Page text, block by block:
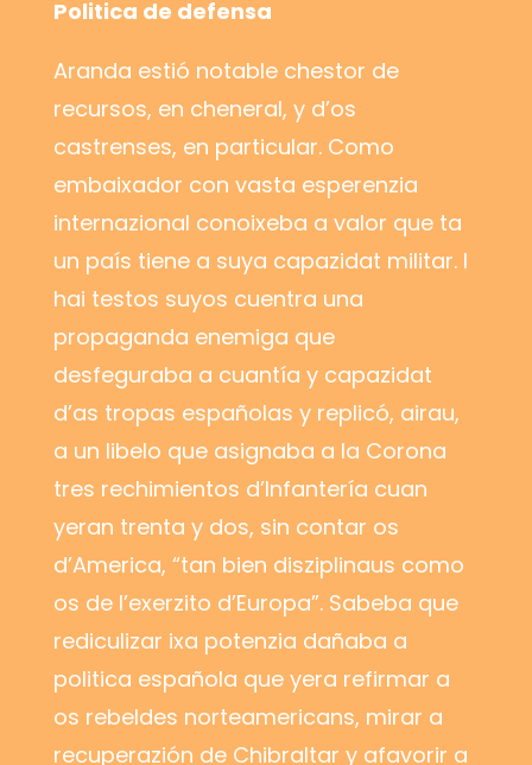
Politica de defensa
Aranda estió notable chestor de
recursos, en cheneral, y d’os
castrenses, en particular. Como
embaixador con vasta esperenzia
internazional conoixeba a valor que ta
un país tiene a suya capazidat militar. I
hai testos suyos cuentra una
propaganda enemiga que
desfeguraba a cuantía y capazidat
d’as tropas españolas y replicó, airau,
a un libelo que asignaba a la Corona
tres rechimientos d’Infantería cuan
yeran trenta y dos, sin contar os
d’America, “tan bien disziplinaus como
os de l’exerzito d’Europa”. Sabeba que
rediculizar ixa potenzia dañaba a
politica española que yera refirmar a
os rebeldes norteamericans, mirar a
recuperazión de Chibraltar y afavorir a